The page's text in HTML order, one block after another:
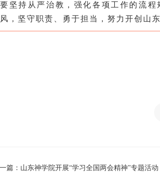
要坚持从严治教，强化各项工作的流
风，坚守职责、勇于担当，努力开创山
一篇： 山东神学院开展“学习全国两会精神”专题活动